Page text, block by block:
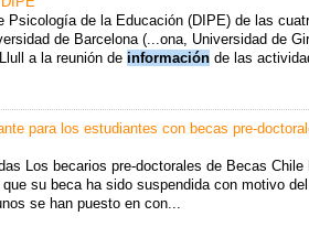
Psicología de la Educación (DIPE) de las
de Barcelona (...ona, Universidad de
a la reunión de información de las
para los estudiantes con becas pre-
Los becarios pre-doctorales de Becas Chile
su beca ha sido suspendida con motivo
se han puesto en con...